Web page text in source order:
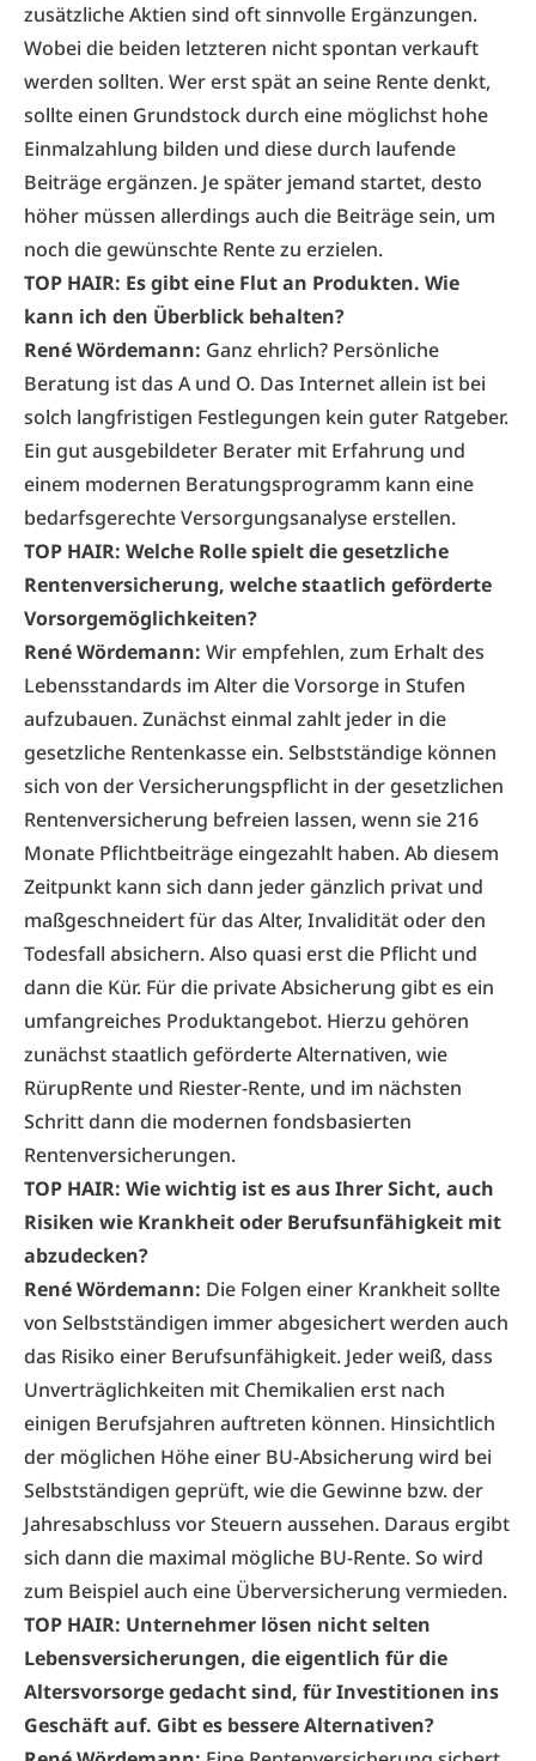
zusätzliche Aktien sind oft sinnvolle Ergänzungen.
Wobei die beiden letzteren nicht spontan verkauft
werden sollten. Wer erst spät an seine Rente denkt,
sollte einen Grundstock durch eine möglichst hohe
Einmalzahlung bilden und diese durch laufende
Beiträge ergänzen. Je später jemand startet, desto
höher müssen allerdings auch die Beiträge sein, um
noch die gewünschte Rente zu erzielen.
TOP HAIR: Es gibt eine Flut an Produkten. Wie
kann ich den Überblick behalten?
René Wördemann: Ganz ehrlich? Persönliche
Beratung ist das A und O. Das Internet allein ist bei
solch langfristigen Festlegungen kein guter Ratgeber.
Ein gut ausgebildeter Berater mit Erfahrung und
einem modernen Beratungsprogramm kann eine
bedarfsgerechte Versorgungsanalyse erstellen.
TOP HAIR: Welche Rolle spielt die gesetzliche
Rentenversicherung, welche staatlich geförderte
Vorsorgemöglichkeiten?
René Wördemann: Wir empfehlen, zum Erhalt des
Lebensstandards im Alter die Vorsorge in Stufen
aufzubauen. Zunächst einmal zahlt jeder in die
gesetzliche Rentenkasse ein. Selbstständige können
sich von der Versicherungspflicht in der gesetzlichen
Rentenversicherung befreien lassen, wenn sie 216
Monate Pflichtbeiträge eingezahlt haben. Ab diesem
Zeitpunkt kann sich dann jeder gänzlich privat und
maßgeschneidert für das Alter, Invalidität oder den
Todesfall absichern. Also quasi erst die Pflicht und
dann die Kür. Für die private Absicherung gibt es ein
umfangreiches Produktangebot. Hierzu gehören
zunächst staatlich geförderte Alternativen, wie
Rürup­Rente und Riester-Rente, und im nächsten
Schritt dann die modernen fondsbasierten
Rentenversicherungen.
TOP HAIR: Wie wichtig ist es aus Ihrer Sicht, auch
Risiken wie Krankheit oder Berufsunfähigkeit mit
abzudecken?
René Wördemann: Die Folgen einer Krankheit sollte
von Selbstständigen immer abgesichert werden auch
das Risiko einer Berufsunfähigkeit. Jeder weiß, dass
Unverträglichkeiten mit Chemikalien erst nach
einigen Berufsjahren auftreten können. Hinsichtlich
der möglichen Höhe einer BU-Absicherung wird bei
Selbstständigen geprüft, wie die Gewinne bzw. der
Jahresabschluss vor Steuern aussehen. Daraus ergibt
sich dann die maximal mögliche BU-Rente. So wird
zum Beispiel auch eine Überversicherung vermieden.
TOP HAIR: Unternehmer lösen nicht selten
Lebensversicherungen, die eigentlich für die
Altersvorsorge­ gedacht sind, für Investitionen ins
Geschäft auf. Gibt es bessere Alternativen?